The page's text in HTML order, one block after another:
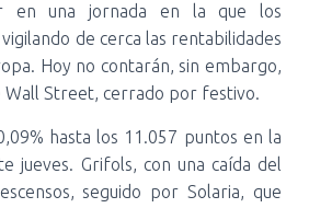
en una jornada en la que los
de cerca las rentabilidades
Hoy no contarán, sin embargo,
Wall Street, cerrado por festivo.
hasta los 11.057 puntos en la
jueves. Grifols, con una caída del
seguido por Solaria, que